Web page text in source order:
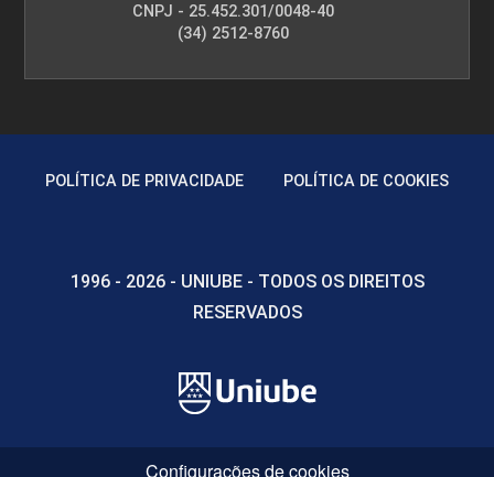
CNPJ - 25.452.301/0048-40
(34) 2512-8760
POLÍTICA DE PRIVACIDADE POLÍTICA DE COOKIES
1996 - 2026 - UNIUBE - TODOS OS DIREITOS
RESERVADOS
Configurações de cookies